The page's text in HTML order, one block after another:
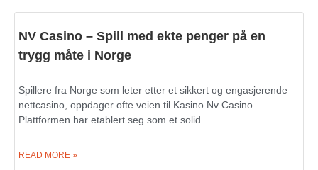
NV Casino – Spill med ekte penger på en
trygg måte i Norge
Spillere fra Norge som leter etter et sikkert og engasjerende
nettcasino, oppdager ofte veien til Kasino Nv Casino.
Plattformen har etablert seg som et solid
READ MORE »